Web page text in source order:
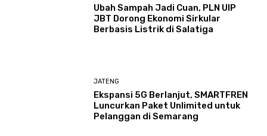
Ubah Sampah Jadi Cuan, PLN UIP
JBT Dorong Ekonomi Sirkular
Berbasis Listrik di Salatiga
JATENG
Ekspansi 5G Berlanjut, SMARTFREN
Luncurkan Paket Unlimited untuk
Pelanggan di Semarang